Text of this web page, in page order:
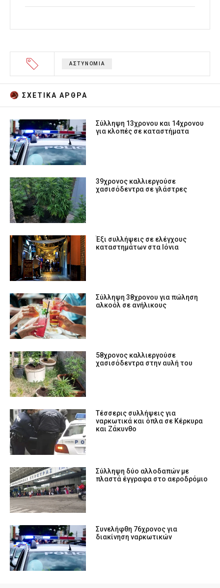
ΑΣΤΥΝΟΜΙΑ
ΣΧΕΤΙΚA AΡΘΡΑ
Σύλληψη 13χρονου και 14χρονου
για κλοπές σε καταστήματα
39χρονος καλλιεργούσε
χασισόδεντρα σε γλάστρες
Έξι συλλήψεις σε ελέγχους
καταστημάτων στα Ιόνια
Σύλληψη 38χρονου για πώληση
αλκοόλ σε ανήλικους
58χρονος καλλιεργούσε
χασισόδεντρα στην αυλή του
Tέσσερις συλλήψεις για
ναρκωτικά και όπλα σε Κέρκυρα
και Ζάκυνθο
Σύλληψη δύο αλλοδαπών με
πλαστά έγγραφα στο αεροδρόμιο
Συνελήφθη 76χρονος για
διακίνηση ναρκωτικών